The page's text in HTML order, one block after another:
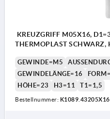
KREUZGRIFF M05X16,
THERMOPLAST SCHWARZ,
GEWINDE=M5
GEWINDELÄNGE=16
HÖHE=23
H3=11 T1=1,5
Bestellnummer: K1089.43205X16